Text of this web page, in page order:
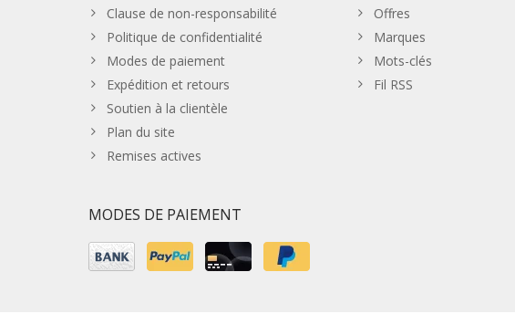
Clause de non-responsabilité
Politique de confidentialité
Modes de paiement
Expédition et retours
Soutien à la clientèle
Plan du site
Remises actives
Offres
Marques
Mots-clés
Fil RSS
MODES DE PAIEMENT